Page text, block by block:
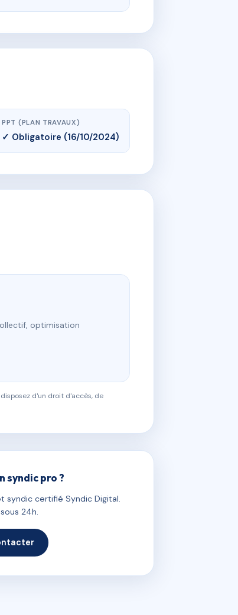
PPT (PLAN TRAVAUX)
✓ Obligatoire (16/10/2024)
optimisation
d'un droit d'accès, de
syndic pro ?
syndic certifié Syndic Digital.
24h.